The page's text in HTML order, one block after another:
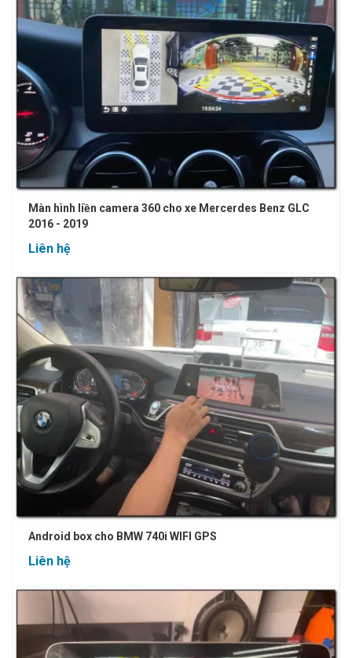
Màn hình liền camera 360 cho xe Mercerdes Benz GLC
2016 - 2019
Liên hệ
Android box cho BMW 740i WIFI GPS
Liên hệ